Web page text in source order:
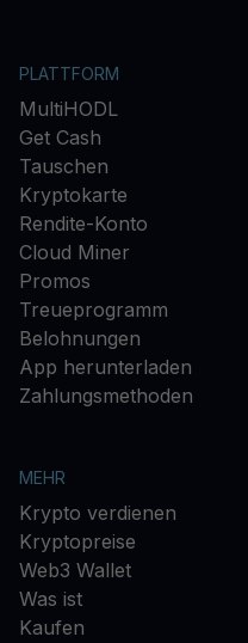
PLATTFORM
MultiHODL
Get Cash
Tauschen
Kryptokarte
Rendite-Konto
Cloud Miner
Promos
Treueprogramm
Belohnungen
App herunterladen
Zahlungsmethoden
MEHR
Krypto verdienen
Kryptopreise
Web3 Wallet
Was ist
Kaufen